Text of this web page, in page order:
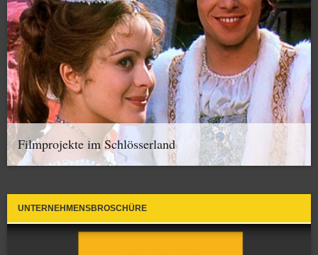
Filmprojekte im Schlösserland
UNTERNEHMENSBROSCHÜRE